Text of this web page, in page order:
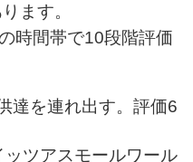
ます。
時間帯で10段階評価
達を連れ出す。評価6
ツアスモールワール